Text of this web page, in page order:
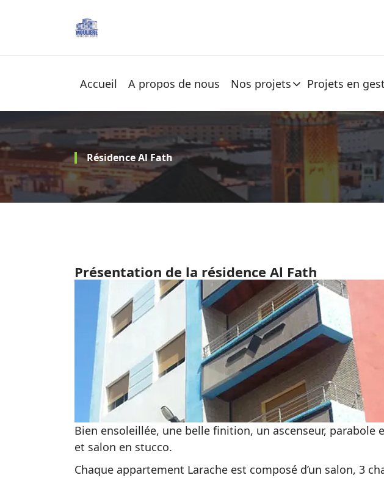
Accueil A propos de nous Nos projets Projets en
Résidence Al Fath
Présentation de la résidence Al Fath
Bien ensoleillée, une belle finition, un ascenseur,
et salon en stucco.
Chaque appartement Larache est composé d’un salon, 3